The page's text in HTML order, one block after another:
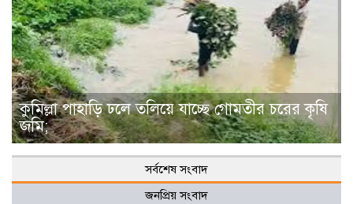
কুমিল্লা পাহাড়ি ঢলে তলিয়ে যাচ্ছে গোমতীর চরের কৃষি
জমি;
সর্বশেষ সংবাদ
জনপ্রিয় সংবাদ